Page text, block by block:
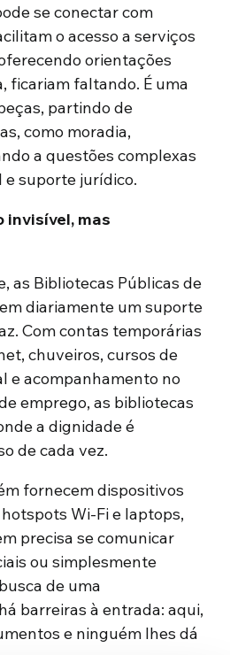
se conectar com
o acesso a serviços
orientações
ficariam faltando. É uma
partindo de
como moradia,
a questões complexas
e suporte jurídico.
invisível, mas
as Bibliotecas Públicas de
diariamente um suporte
Com contas temporárias
chuveiros, cursos de
e acompanhamento no
emprego, as bibliotecas
a dignidade é
de cada vez.
fornecem dispositivos
Wi-Fi e laptops,
precisa se comunicar
ou simplesmente
de uma
barreiras à entrada: aqui,
e ninguém lhes dá